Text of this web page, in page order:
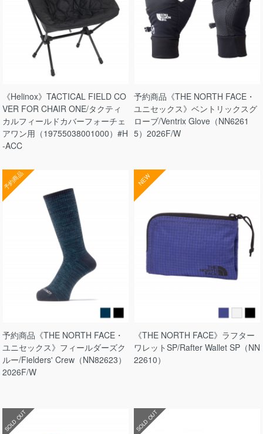
《Helinox》TACTICAL FIELD CO
VER FOR CHAIR ONE/タクティ
カルフィールドカバーフォーチェ
アワン用（19755038001000）#H
-ACC
予約商品《THE NORTH FACE・
ユニセックス》ベントリックスグ
ローブ/Ventrix Glove（NN6261
5）2026F/W
予約商品
予約商品《THE NORTH FACE・
ユニセックス》フィールダーズク
ルー/Fielders' Crew（NN82623）
2026F/W
NEW
《THE NORTH FACE》ラフター
ワレットSP/Rafter Wallet SP（NN
22610）
SOLD OUT SOLD OUT